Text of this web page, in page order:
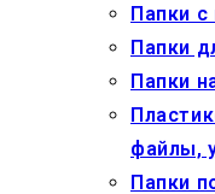
Папки с
Папки
Папки
файлы,
Папки